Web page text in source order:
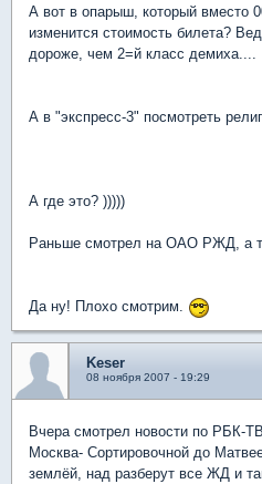
А вот в опарыш, который вместо
изменится стоимость билета?
дороже, чем 2=й класс демиха....
А в "экспресс-3" посмотреть
А где это? )))))
Раньше смотрел на ОАО РЖД, а
Да ну! Плохо смотрим.
Keser
08 ноября 2007 - 19:29
Вчера смотрел новости по РБК-
Москва- Сортировочной до
землёй, над разберут все ЖД и